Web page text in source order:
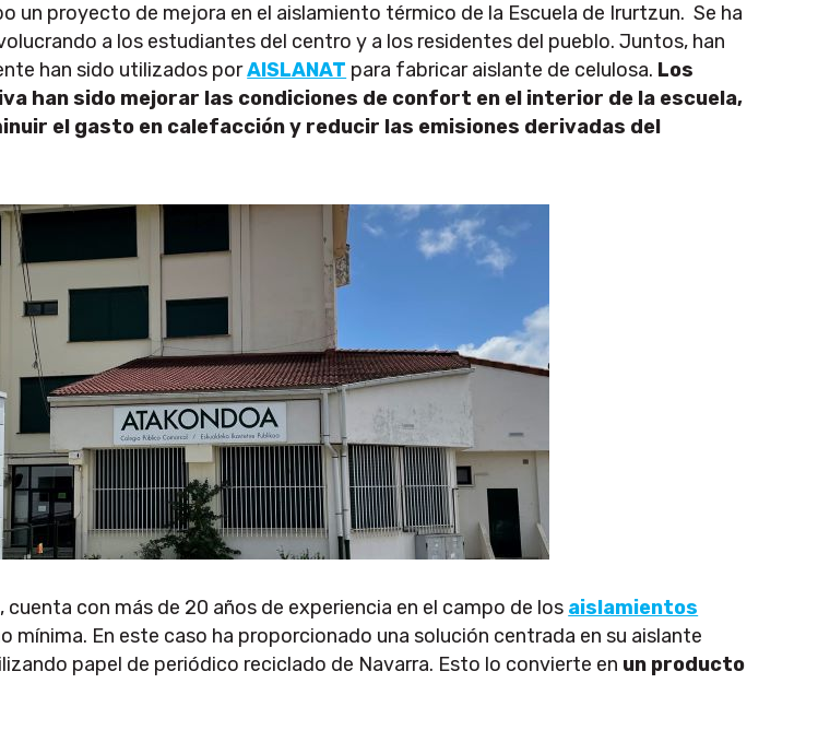
un proyecto de mejora en el aislamiento térmico de la Escuela de Irurtzun. Se ha
a los estudiantes del centro y a los residentes del pueblo. Juntos, han
han sido utilizados porAISLANAT para fabricar aislante de celulosa. Los
han sido mejorar las condiciones de confort en el interior de la escuela,
el gasto en calefacción y reducir las emisiones derivadas del
con más de 20 años de experiencia en el campo de los aislamientos
mínima. En este caso ha proporcionado una solución centrada en su aislante
papel de periódico reciclado de Navarra. Esto lo convierte en un producto